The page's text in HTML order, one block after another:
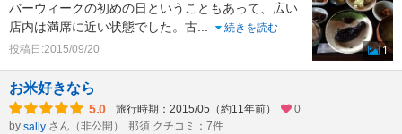
バーウィークの初めの日ということもあって、広い
店内は満席に近い状態でした。古
続きを読む
投稿日:2015/09/20
1
お米好きなら
5.0 旅行時期：2015/05（約11年前）
0
by sally さん（非公開） 那須 クチコミ：7件